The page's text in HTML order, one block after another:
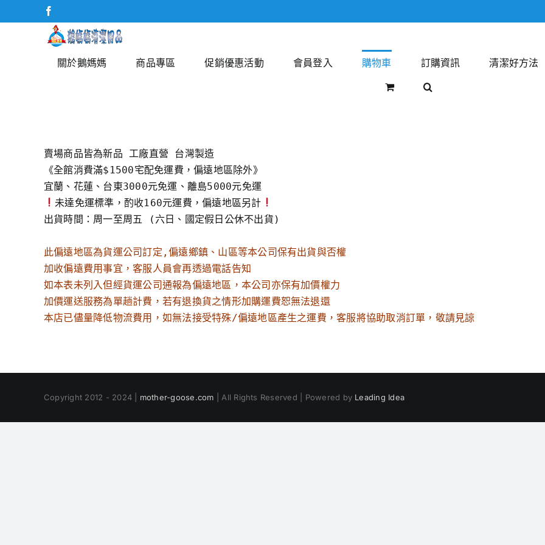
to
關於鵝媽媽 商品專區 促銷優惠活動 會員登入 購物車 訂購資訊 清潔好方法
賣場商品皆為新品 工廠直營 台灣製造
《全館消費滿$1500宅配免運費，偏遠地區除外》
未達免運標準，酌收160元運費，偏遠地區另計
出貨時間：周一至周五 (六日、國定假日公休不出貨)
此偏遠地區為貨運公司訂定,偏遠鄉鎮、山區等本公司保有出貨與否權
加收偏遠費用事宜，客服人員會再透過電話告知
如本表未列入但經貨運公司通報為偏遠地區，本公司亦保有加價權力
加價運送服務為單趟計費，若有退換貨之情形加購運費恕無法退還
本店已儘量降低物流費用，如無法接受特殊/偏遠地區產生之運費，客服將協助取消訂單，敬請見諒
Copyright 2012 - 2024 | mother-goose.com | All Rights Reserved | Powered by Leading Idea